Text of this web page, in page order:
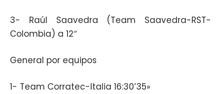
3- Raúl Saavedra (Team Saavedra-RST-
Colombia) a 12″
General por equipos
1- Team Corratec-Italia 16:30’35»